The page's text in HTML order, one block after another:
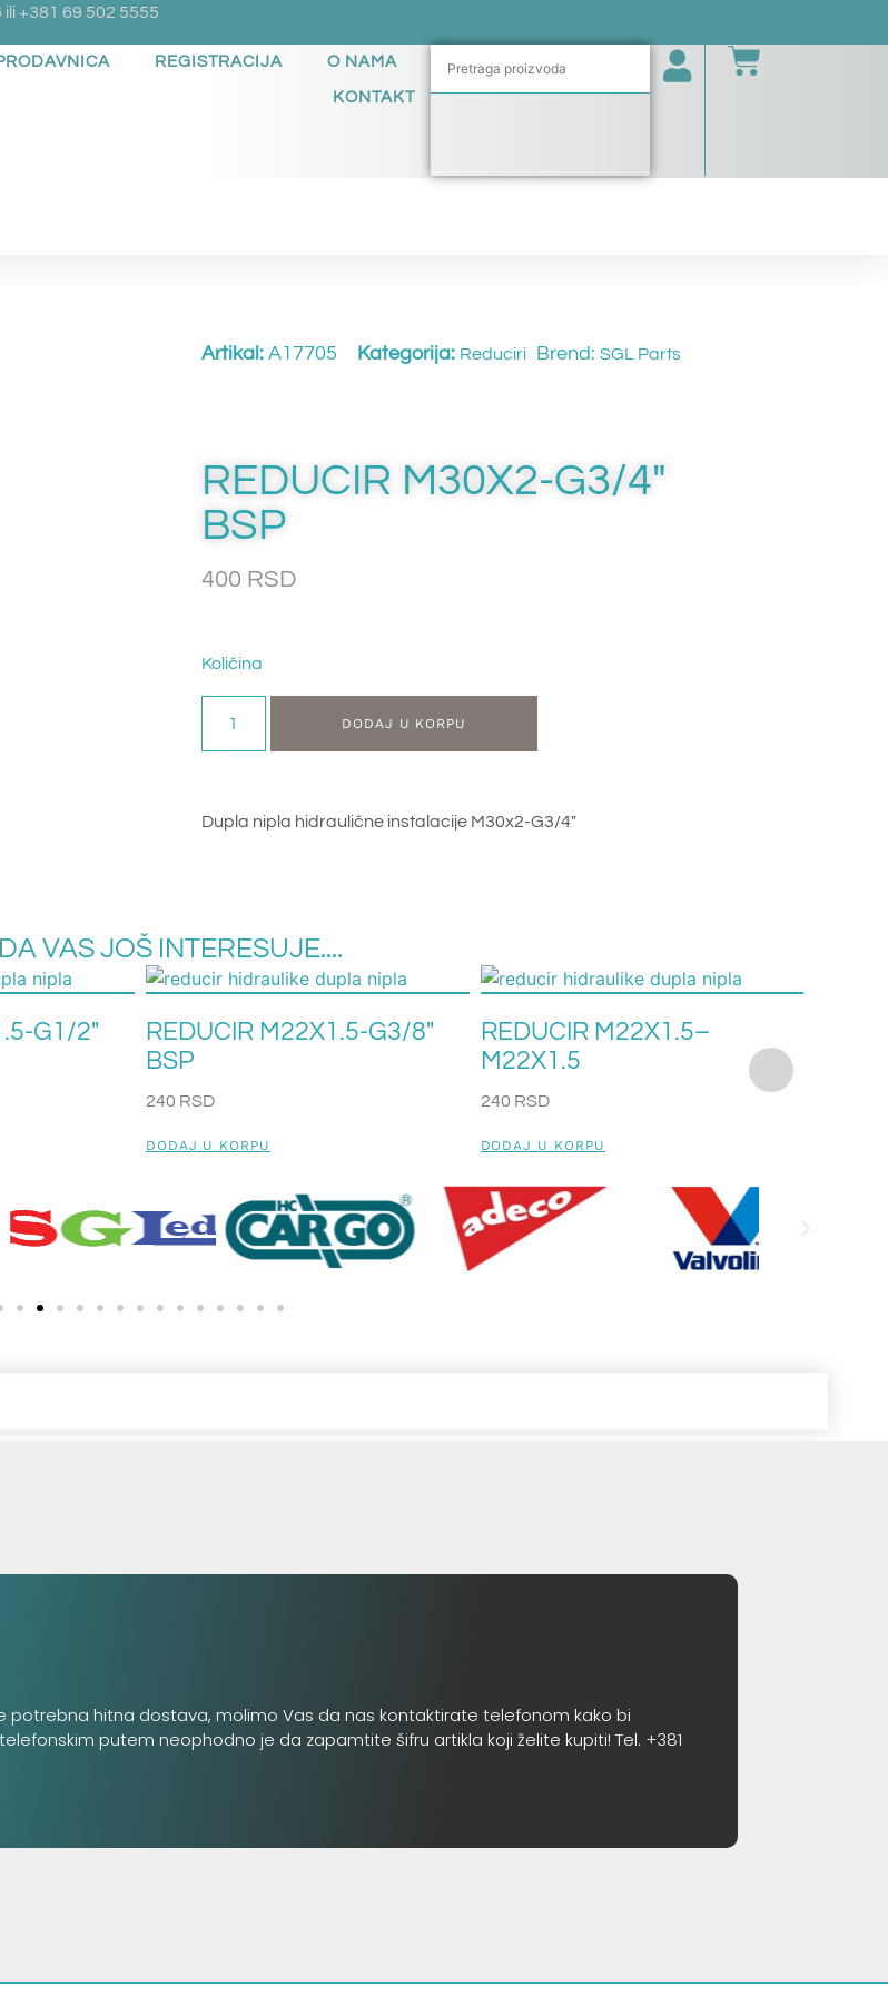
+381 69 502 5555
REGISTRACIJA O NAMA
KONTAKT
Artikal: A17705 Kategorija: Reduciri Brend: SGL Parts
REDUCIR M30X2-G3/4″
BSP
400 RSD
Količina
DODAJ U KORPU
Dupla nipla hidraulične instalacije M30x2-G3/4″
VAS JOŠ INTERESUJE....
G1/2″
REDUCIR M22X1.5-G3/8″
BSP
240 RSD
DODAJ U KORPU
REDUCIR M22X1.5–
M22X1.5
240 RSD
DODAJ U KORPU
potrebna hitna dostava, molimo Vas da nas kontaktirate telefonom kako bi
putem neophodno je da zapamtite šifru artikla koji želite kupiti! Tel. +381